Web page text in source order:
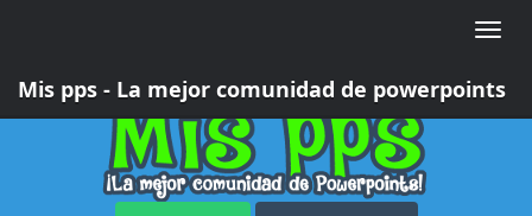
Toggle
Mis pps - La mejor comunidad de powerpoints